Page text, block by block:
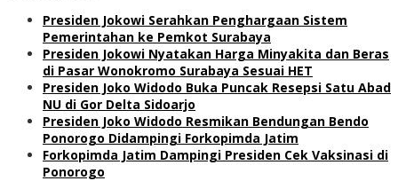
Presiden Jokowi Serahkan Penghargaan Sistem
Pemerintahan ke Pemkot Surabaya
Presiden Jokowi Nyatakan Harga Minyakita dan Beras
di Pasar Wonokromo Surabaya Sesuai HET
Presiden Joko Widodo Buka Puncak Resepsi Satu Abad
NU di Gor Delta Sidoarjo
Presiden Joko Widodo Resmikan Bendungan Bendo
Ponorogo Didampingi Forkopimda Jatim
Forkopimda Jatim Dampingi Presiden Cek Vaksinasi di
Ponorogo